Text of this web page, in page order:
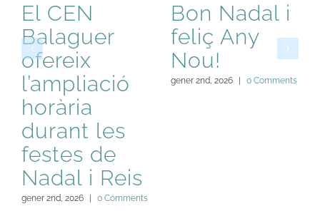
El CEN
Balaguer
ofereix
l’ampliació
horària
durant les
festes de
Nadal i Reis
gener 2nd, 2026 0 Comments
Bon Nadal i
feliç Any
Nou!
gener 2nd, 2026 0 Comments